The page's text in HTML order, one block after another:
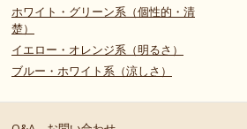
ホワイト・グリーン系（個性的・清
楚）
イエロー・オレンジ系（明るさ）
ブルー・ホワイト系（涼しさ）